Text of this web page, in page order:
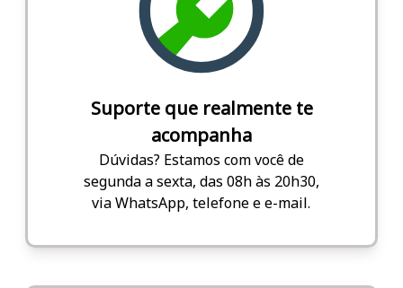
Suporte que realmente te
acompanha
Dúvidas? Estamos com você de
segunda a sexta, das 08h às 20h30,
via WhatsApp, telefone e e-mail.